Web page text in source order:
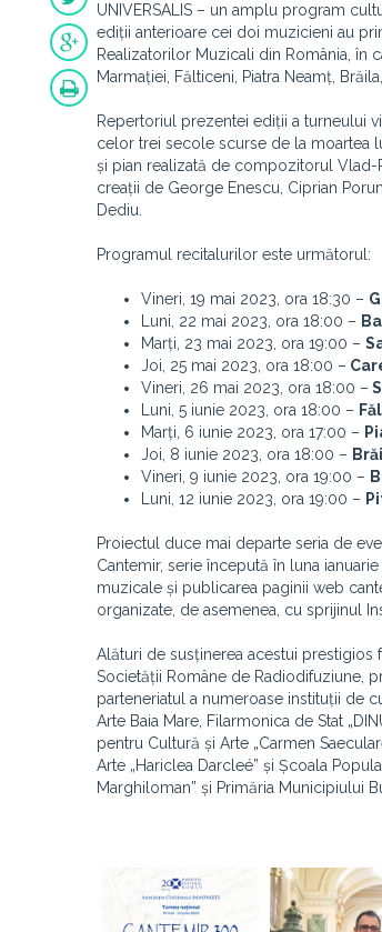
UNIVERSALIS – un amplu program
ediții anterioare cei doi muzicieni au
Realizatorilor Muzicali din România, în
Marmației, Fălticeni, Piatra Neamț,
Repertoriul prezentei ediții a turneului
celor trei secole scurse de la moartea
și pian realizată de compozitorul Vlad-
creații de George Enescu, Ciprian
Dediu.
Programul recitalurilor este următorul:
Vineri, 19 mai 2023, ora 18:30 –
Luni, 22 mai 2023, ora 18:00 –
Marți, 23 mai 2023, ora 19:00 –
Joi, 25 mai 2023, ora 18:00 –
Vineri, 26 mai 2023, ora 18:00 –
Luni, 5 iunie 2023, ora 18:00 –
Marți, 6 iunie 2023, ora 17:00 –
Joi, 8 iunie 2023, ora 18:00 –
Vineri, 9 iunie 2023, ora 19:00 –
Luni, 12 iunie 2023, ora 19:00 –
Proiectul duce mai departe seria de
Cantemir, serie începută în luna
muzicale și publicarea paginii web
organizate, de asemenea, cu sprijinul
Alături de susținerea acestui prestigios
Societății Române de Radiodifuziune,
parteneriatul a numeroase instituții de
Arte Baia Mare, Filarmonica de Stat
pentru Cultură și Arte „Carmen
Arte „Hariclea Darcleé” și Școala
Marghiloman” și Primăria Municipiului